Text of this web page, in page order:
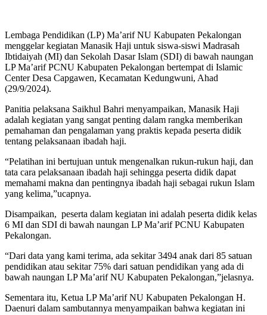
Lembaga Pendidikan (LP) Ma’arif NU Kabupaten Pekalongan
menggelar kegiatan Manasik Haji untuk siswa-siswi Madrasah
Ibtidaiyah (MI) dan Sekolah Dasar Islam (SDI) di bawah naungan
LP Ma’arif PCNU Kabupaten Pekalongan bertempat di Islamic
Center Desa Capgawen, Kecamatan Kedungwuni, Ahad
(29/9/2024).
Panitia pelaksana Saikhul Bahri menyampaikan, Manasik Haji
adalah kegiatan yang sangat penting dalam rangka memberikan
pemahaman dan pengalaman yang praktis kepada peserta didik
tentang pelaksanaan ibadah haji.
“Pelatihan ini bertujuan untuk mengenalkan rukun-rukun haji, dan
tata cara pelaksanaan ibadah haji sehingga peserta didik dapat
memahami makna dan pentingnya ibadah haji sebagai rukun Islam
yang kelima,”ucapnya.
Disampaikan, peserta dalam kegiatan ini adalah peserta didik kelas
6 MI dan SDI di bawah naungan LP Ma’arif PCNU Kabupaten
Pekalongan.
“Dari data yang kami terima, ada sekitar 3494 anak dari 85 satuan
pendidikan atau sekitar 75% dari satuan pendidikan yang ada di
bawah naungan LP Ma’arif NU Kabupaten Pekalongan,”jelasnya.
Sementara itu, Ketua LP Ma’arif NU Kabupaten Pekalongan H.
Daenuri dalam sambutannya menyampaikan bahwa kegiatan ini